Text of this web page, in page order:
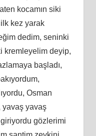
kocamın siki
kez yarak
dedim, seninki
kremleyelim deyip,
başladı,
Osman
yavaş yavaş
gözlerimi